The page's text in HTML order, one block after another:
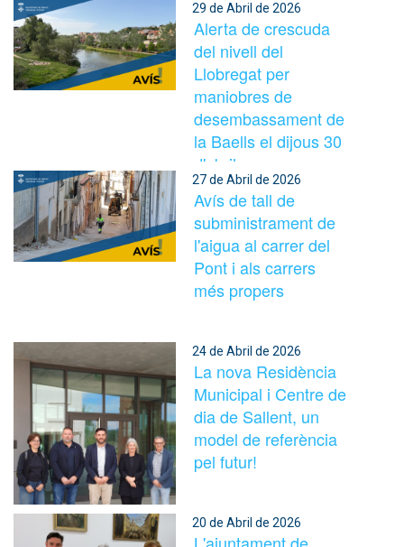
29 de Abril de 2026
Alerta de crescuda
del nivell del
Llobregat per
maniobres de
desembassament de
la Baells el dijous 30
d'abril.
27 de Abril de 2026
Avís de tall de
subministrament de
l'aigua al carrer del
Pont i als carrers
més propers
24 de Abril de 2026
La nova Residència
Municipal i Centre de
dia de Sallent, un
model de referència
pel futur!
20 de Abril de 2026